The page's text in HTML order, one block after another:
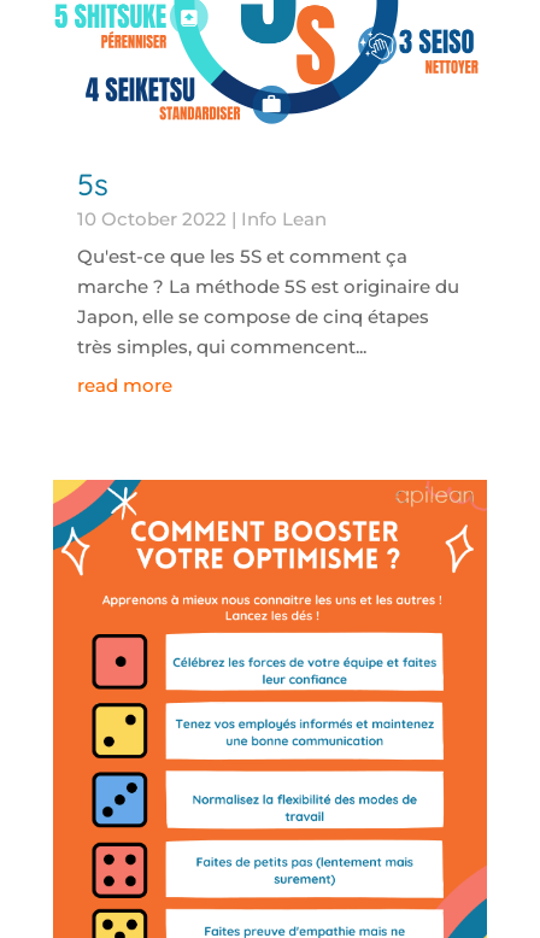
5s
10 October 2022 | Info Lean
Qu'est-ce que les 5S et comment ça
marche ? La méthode 5S est originaire du
Japon, elle se compose de cinq étapes
très simples, qui commencent...
read more